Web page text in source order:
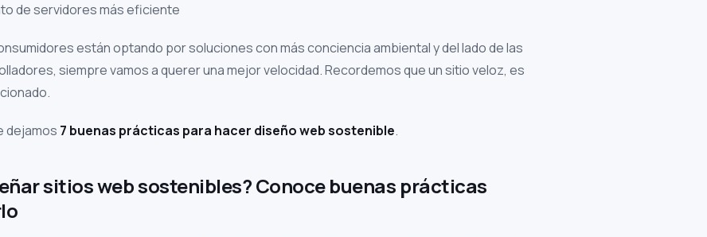
de servidores más eficiente
están optando por soluciones con más conciencia ambiental y del lado de las
siempre vamos a querer una mejor velocidad. Recordemos que un sitio veloz, es
dejamos 7 buenas prácticas para hacer diseño web sostenible.
sitios web sostenibles? Conoce buenas prácticas